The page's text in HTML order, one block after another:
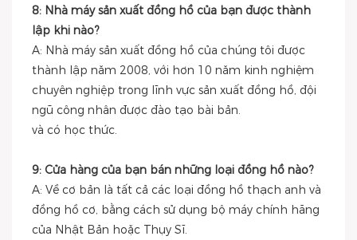
8: Nhà máy sản xuất đồng hồ của bạn được thành
lập khi nào?
A: Nhà máy sản xuất đồng hồ của chúng tôi được
thành lập năm 2008, với hơn 10 năm kinh nghiệm
chuyên nghiệp trong lĩnh vực sản xuất đồng hồ, đội
ngũ công nhân được đào tạo bài bản.
và có học thức.
9: Cửa hàng của bạn bán những loại đồng hồ nào?
A: Về cơ bản là tất cả các loại đồng hồ thạch anh và
đồng hồ cơ, bằng cách sử dụng bộ máy chính hãng
của Nhật Bản hoặc Thụy Sĩ.